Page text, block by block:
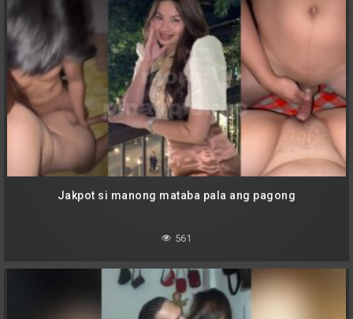
Jakpot si manong mataba pala ang pagong
561